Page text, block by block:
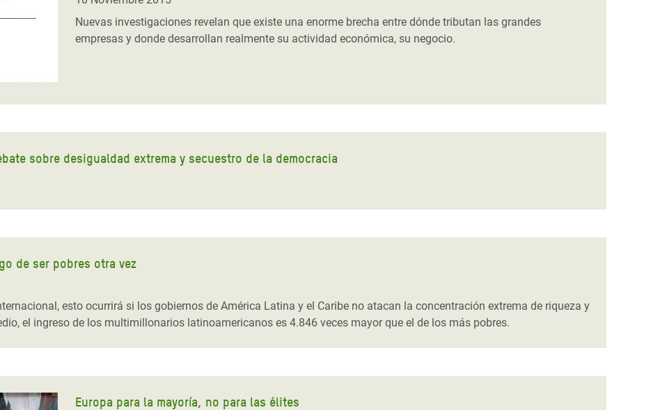
Nuevas investigaciones revelan que existe una enorme brecha entre dónde tributan las grandes
empresas y donde desarrollan realmente su actividad económica, su negocio.
sobre desigualdad extrema y secuestro de la democracia
de ser pobres otra vez
esto ocurrirá si los gobiernos de América Latina y el Caribe no atacan la concentración extrema de riqueza y
el ingreso de los multimillonarios latinoamericanos es 4.846 veces mayor que el de los más pobres.
Europa para la mayoría, no para las élites